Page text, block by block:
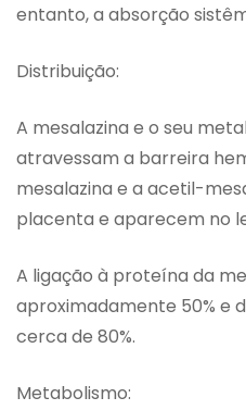
entanto, a absorção
Distribuição:
A mesalazina e o seu
atravessam a barreira
mesalazina e a acetil-
placenta e aparecem no
A ligação à proteína da
aproximadamente 50% e
cerca de 80%.
Metabolismo: